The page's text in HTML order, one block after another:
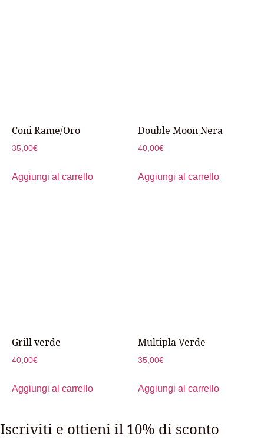
Coni Rame/Oro
35,00€
Aggiungi al carrello
Double Moon Nera
40,00€
Aggiungi al carrello
Grill verde
40,00€
Aggiungi al carrello
Multipla Verde
35,00€
Aggiungi al carrello
Iscriviti e ottieni il 10% di sconto